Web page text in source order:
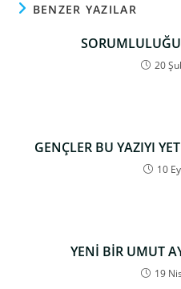
BENZER YAZILAR
20
GENÇLER BU YAZIYI
10
YENİ BİR UMUT
19